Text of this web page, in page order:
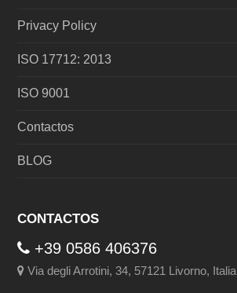
Privacy Policy
ISO 17712: 2013
ISO 9001
Contactos
BLOG
CONTACTOS
+39 0586 406376
Via degli Arrotini, 34, 57121 Livorno, Italia